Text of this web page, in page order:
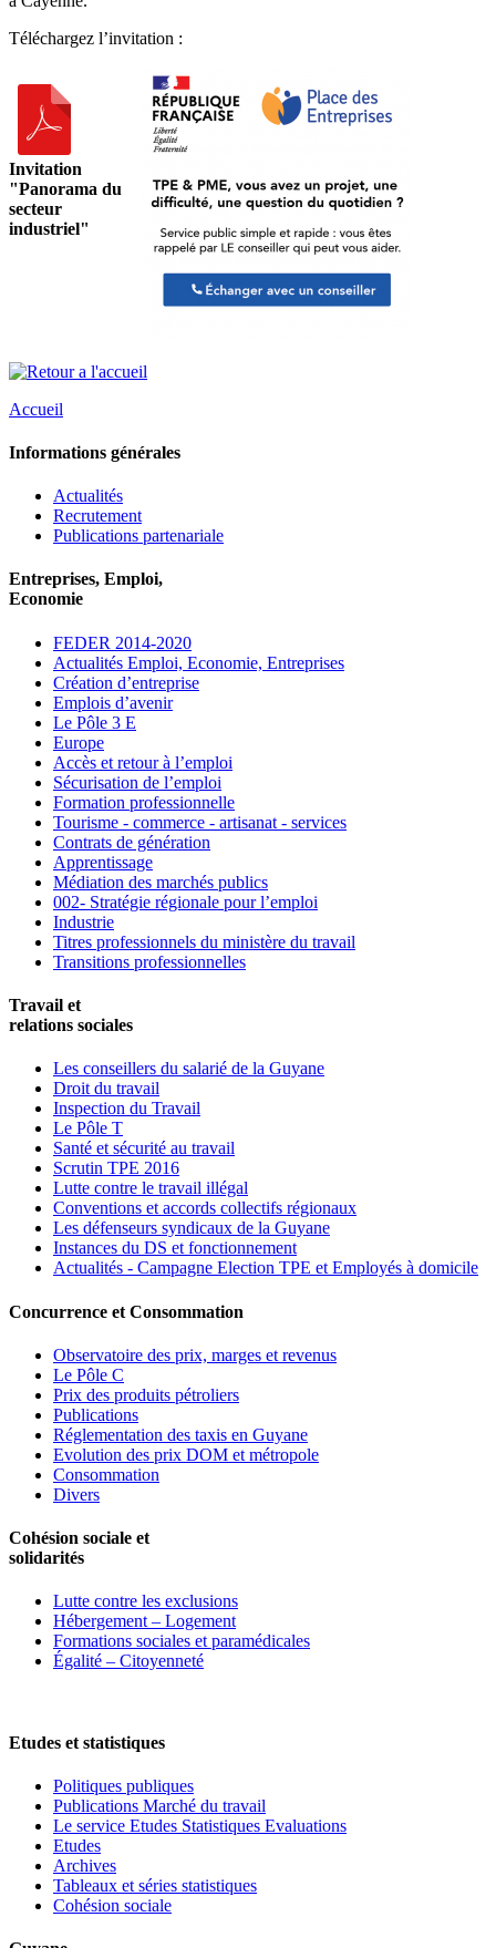
Téléchargez l’invitation :
Invitation
"Panorama du
secteur
industriel"
Accueil
Informations générales
Actualités
Recrutement
Publications partenariale
Entreprises, Emploi,
Economie
FEDER 2014-2020
Actualités Emploi, Economie, Entreprises
Création d’entreprise
Emplois d’avenir
Le Pôle 3 E
Europe
Accès et retour à l’emploi
Sécurisation de l’emploi
Formation professionnelle
Tourisme - commerce - artisanat - services
Contrats de génération
Apprentissage
Médiation des marchés publics
002- Stratégie régionale pour l’emploi
Industrie
Titres professionnels du ministère du travail
Transitions professionnelles
Travail et
relations sociales
Les conseillers du salarié de la Guyane
Droit du travail
Inspection du Travail
Le Pôle T
Santé et sécurité au travail
Scrutin TPE 2016
Lutte contre le travail illégal
Conventions et accords collectifs régionaux
Les défenseurs syndicaux de la Guyane
Instances du DS et fonctionnement
Actualités - Campagne Election TPE et Employés à domicile
Concurrence et Consommation
Observatoire des prix, marges et revenus
Le Pôle C
Prix des produits pétroliers
Publications
Réglementation des taxis en Guyane
Evolution des prix DOM et métropole
Consommation
Divers
Cohésion sociale et
solidarités
Lutte contre les exclusions
Hébergement – Logement
Formations sociales et paramédicales
Égalité – Citoyenneté
Etudes et statistiques
Politiques publiques
Publications Marché du travail
Le service Etudes Statistiques Evaluations
Etudes
Archives
Tableaux et séries statistiques
Cohésion sociale